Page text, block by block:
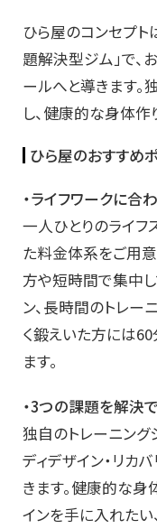
ひら屋のコンセプト
題解決型ジム」で、
ールへと導きます。
し、健康的な身体作
ひら屋のおすすめ
・ライフワークに合
一人ひとりのライフ
た料金体系をご用
方や短時間で集中
ン、長時間のトレー
く鍛えいた方には
ます。
・3つの課題を解決
独自のトレーニング
ディデザイン・リカ
きます。健康的な身
インを手に入れたい